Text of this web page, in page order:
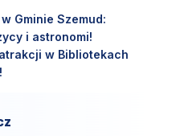
Gminie Szemud:
i astronomi!
w Bibliotekach